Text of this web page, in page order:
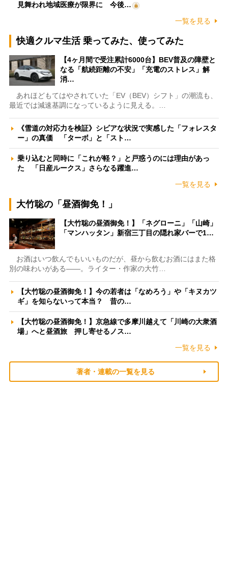
見舞われ地域医療が限界に 今後…
一覧を見る
快適クルマ生活 乗ってみた、使ってみた
【4ヶ月間で受注累計6000台】BEV普及の障壁と
なる「航続距離の不安」「充電のストレス」解
消…
あれほどもてはやされていた「EV（BEV）シフト」の潮流も、
最近では減速基調になっているように見える。…
《雪道の対応力を検証》シビアな状況で実感した「フォレスタ
ー」の真価 「ターボ」と「スト…
乗り込むと同時に「これが軽？」と戸惑うのには理由があっ
た 「日産ルークス」さらなる躍進…
一覧を見る
大竹聡の「昼酒御免！」
【大竹聡の昼酒御免！】「ネグローニ」「山崎」
「マンハッタン」新宿三丁目の隠れ家バーで1…
お酒はいつ飲んでもいいものだが、昼から飲むお酒にはまた格
別の味わいがある――。ライター・作家の大竹…
【大竹聡の昼酒御免！】今の若者は「なめろう」や「キヌカツ
ギ」を知らないって本当？ 昔の…
【大竹聡の昼酒御免！】京急線で多摩川越えて「川崎の大衆酒
場」へと昼酒旅 押し寄せるノス…
一覧を見る
著者・連載の一覧を見る